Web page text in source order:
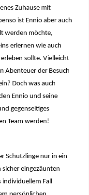
Zuhause mit
ist Ennio aber auch
werden möchte,
erlernen wie auch
sollte. Vielleicht
Abenteuer der Besuch
Doch was auch
Ennio und seine
gegenseitiges
Team werden!
Schützlinge nur in ein
eingezäunten
individuellem Fall